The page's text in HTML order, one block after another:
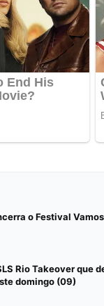
o Festival
Rio Takeover que
domingo (09)